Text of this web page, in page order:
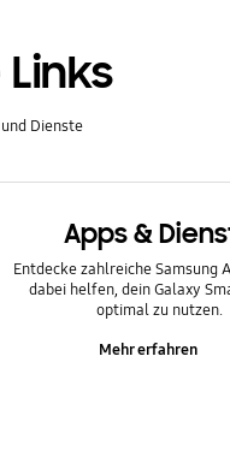
Dienste
Apps &
Entdecke zahlreiche Samsung
dabei helfen, dein Galaxy
optimal zu nutzen.
Mehr erfahren